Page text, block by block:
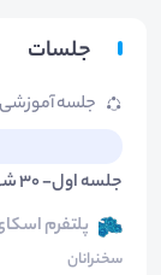
جلسات
جلسه آموزشی
جلسه اول- 30 شهریور 1404
پلتفرم
سخنرانان